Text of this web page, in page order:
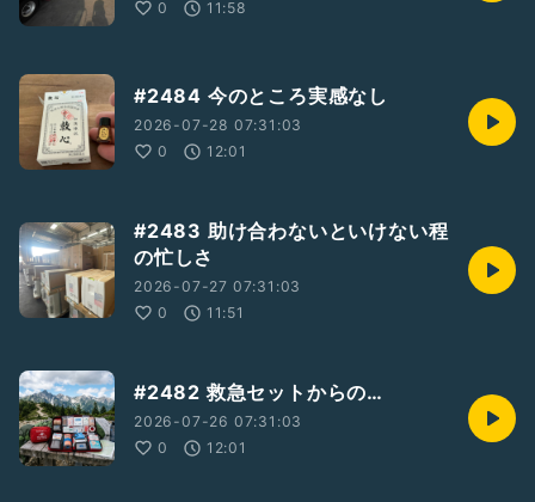
0
11:58
#2484 今のところ実感なし
2026-07-28 07:31:03
0
12:01
#2483 助け合わないといけない程
の忙しさ
2026-07-27 07:31:03
0
11:51
#2482 救急セットからの…
2026-07-26 07:31:03
0
12:01